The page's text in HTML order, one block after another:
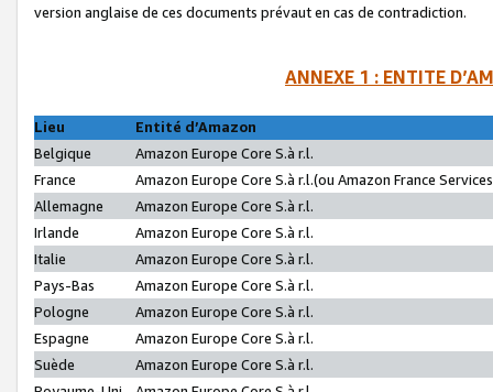
version anglaise de ces documents prévaut en cas de contradiction.
ANNEXE 1 : ENTITE
Lieu
Entité d’Amazon
Belgique
Amazon Europe Core S.à r.l.
France
Amazon Europe Core S.à r.l.(ou Amazon France
Allemagne
Amazon Europe Core S.à r.l.
Irlande
Amazon Europe Core S.à r.l.
Italie
Amazon Europe Core S.à r.l.
Pays-Bas
Amazon Europe Core S.à r.l.
Pologne
Amazon Europe Core S.à r.l.
Espagne
Amazon Europe Core S.à r.l.
Suède
Amazon Europe Core S.à r.l.